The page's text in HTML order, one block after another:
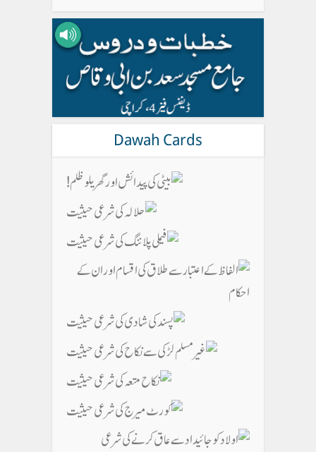
Dawah Cards